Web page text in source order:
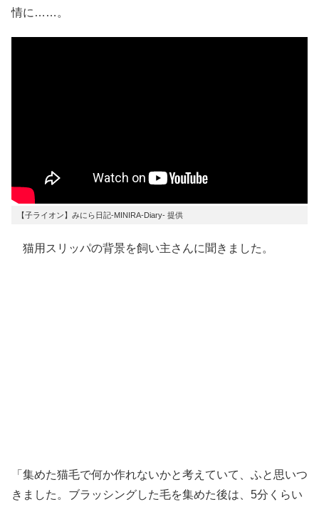
情に……。
【子ライオン】みにら日記‐MINIRA‐Diary‐ 提供
猫用スリッパの背景を飼い主さんに聞きました。
「集めた猫毛で何か作れないかと考えていて、ふと思いつ
きました。ブラッシングした毛を集めた後は、5分くらい